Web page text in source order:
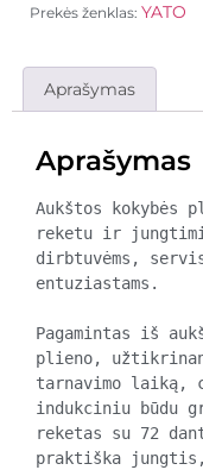
Prekės ženklas: YATO
Aprašymas
Aprašymas
Aukštos kokybės
reketu ir
dirbtuvėms,
entuziastams.
Pagamintas iš
plieno,
tarnavimo laiką,
indukciniu būdu
reketas su 72
praktiška